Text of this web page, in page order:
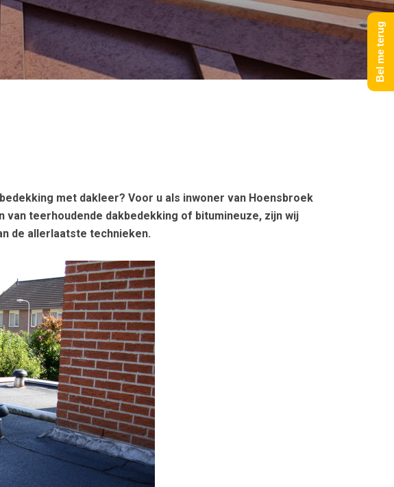
met dakleer? Voor u als inwoner van Hoensbroek
teerhoudende dakbedekking of bitumineuze, zijn wij
de allerlaatste technieken.
Bel me terug